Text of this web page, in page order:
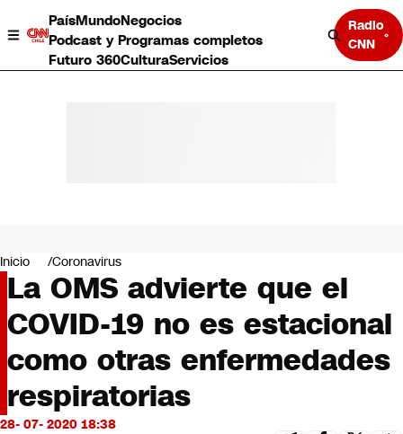
PaísMundoNegocios
Podcast y Programas completos
Futuro 360CulturaServicios
Radio
CNN
Negocios
Deportes
Programas completos
Cultura
Servicios
Bits
CNN tiempo
Futuro 360
Inicio Coronavirus
La OMS advierte que el
COVID-19 no es estacional
como otras enfermedades
respiratorias
28- 07- 2020 18:38